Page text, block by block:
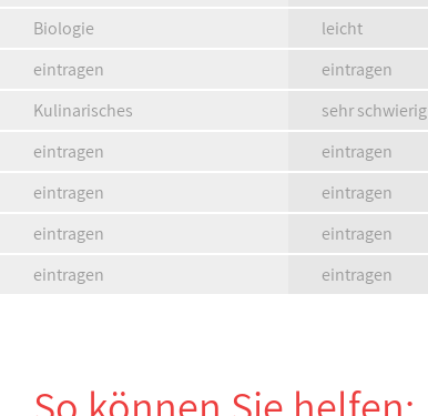
Biologie
leicht
eintragen
eintragen
Kulinarisches
sehr schwierig
eintragen
eintragen
eintragen
eintragen
eintragen
eintragen
eintragen
eintragen